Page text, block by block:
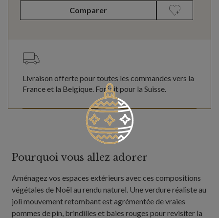
Comparer
Livraison offerte pour toutes les commandes vers la
France et la Belgique. Forfait pour la Suisse.
Pourquoi vous allez adorer
Aménagez vos espaces extérieurs avec ces compositions
végétales de Noël au rendu naturel. Une verdure réaliste au
joli mouvement retombant est agrémentée de vraies
pommes de pin, brindilles et baies rouges pour revisiter la